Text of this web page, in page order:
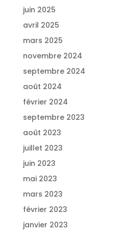
juin 2025
avril 2025
mars 2025
novembre 2024
septembre 2024
août 2024
février 2024
septembre 2023
août 2023
juillet 2023
juin 2023
mai 2023
mars 2023
février 2023
janvier 2023